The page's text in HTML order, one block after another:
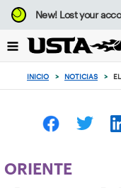
Enfoque
desde
botón
volver
principio
New!Lost your
INICIO > NOTICIAS >
ORIENTE